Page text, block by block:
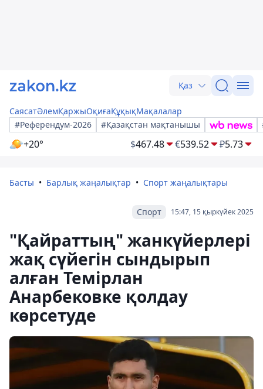
Қаз
СаясатӘлемҚаржыОқиғаҚұқықМақалалар
#Референдум-2026
#Қазақстан мақтанышы
+20° $467.48 €539.52 ₽5.73
Басты Барлық жаңалықтар Спорт жаңалықтары
15:47, 15 қыркүйек 2025
Спорт
"Қайраттың" жанкүйерлері
жақ сүйегін сындырып
алған Темірлан
Анарбековке қолдау
көрсетуде